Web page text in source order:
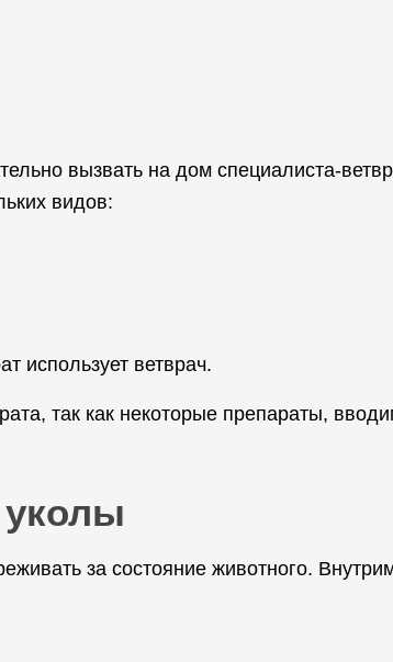
вызвать на дом специалиста-
видов:
использует ветврач.
так как некоторые препараты,
уколы
за состояние животного.